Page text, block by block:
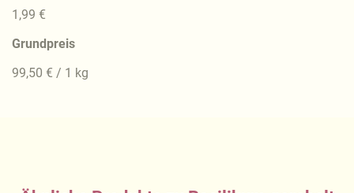
1,99 €
Grundpreis
99,50 € / 1 kg